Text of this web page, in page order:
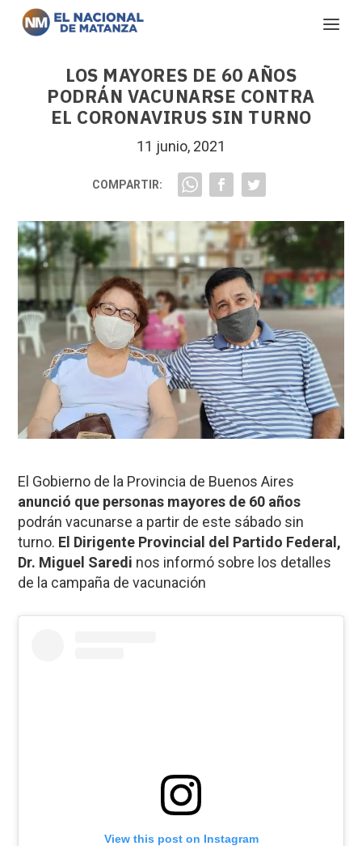
LOS MAYORES DE 60 AÑOS
PODRÁN VACUNARSE CONTRA
EL CORONAVIRUS SIN TURNO
11 junio, 2021
COMPARTIR:
El Gobierno de la Provincia de Buenos Aires
anunció que personas mayores de 60 años
podrán vacunarse a partir de este sábado sin
turno. El Dirigente Provincial del Partido Federal,
Dr. Miguel Saredi nos informó sobre los detalles
de la campaña de vacunación
View this post on Instagram